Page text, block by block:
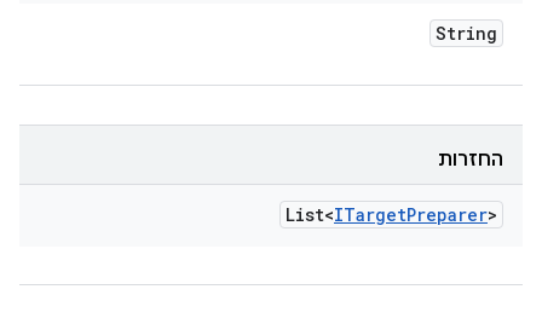
String
החזרות
List<ITargetPreparer>